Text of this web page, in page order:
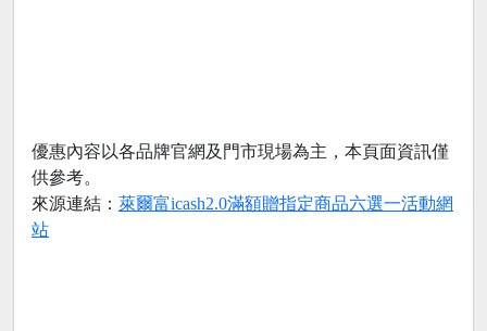
優惠內容以各品牌官網及門市現場為主，本頁面資訊僅
供參考。
來源連結： 萊爾富icash2.0滿額贈指定商品六選一活動網
站